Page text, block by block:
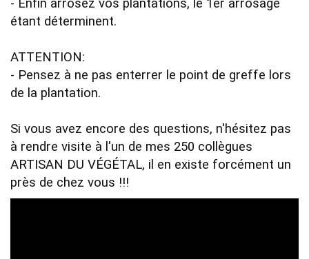
- Enfin arrosez vos plantations, le 1er arrosage
étant déterminent.
ATTENTION:
- Pensez à ne pas enterrer le point de greffe lors
de la plantation.
Si vous avez encore des questions, n'hésitez pas
à rendre visite à l'un de mes 250 collègues
ARTISAN DU VÉGÉTAL, il en existe forcément un
près de chez vous !!!